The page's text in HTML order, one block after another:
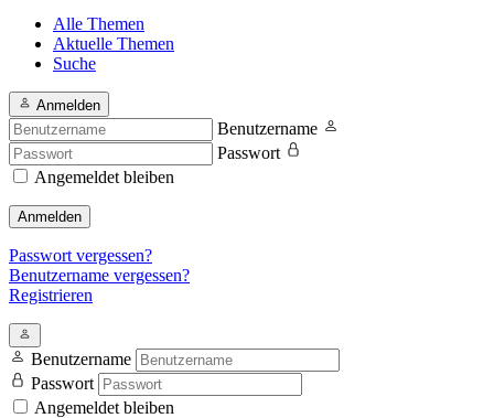
Alle Themen
Aktuelle Themen
Suche
Anmelden
Benutzername
Passwort
Angemeldet bleiben
Anmelden
Passwort vergessen?
Benutzername vergessen?
Registrieren
Benutzername
Passwort
Angemeldet bleiben